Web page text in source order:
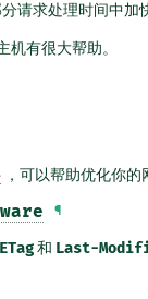
请求处理时间中加
有很大帮助。
，可以帮助优化你的
¶
ETag和 Last-